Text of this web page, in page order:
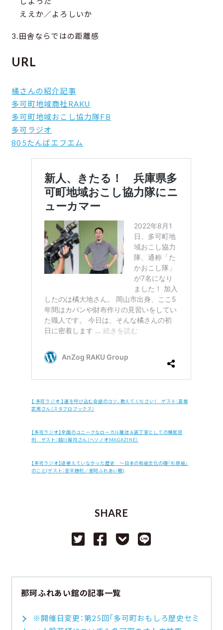
ええか／よろしいか
3.田舎ならではの距離感
URL
橘さんの紹介記事
多可町地域商社RAKU
多可町地域おこし協力隊FB
多可ラジオ
805たんばエフエム
【 多可ラジオ 】運を呼び込む会話のコツ、教えてください！ ゲスト：高橋
武男さん（スタブロブックス）
【多可ラジオ】全国のユニークなローカル雑誌＆装丁家としての横尾忠
則 ゲスト：越川誠司さん（ヘソノオMAGAZINE）
【多可ラジオ】途絶えていなかった歴史 ～日本の和紙文化の礎「杉原紙」
のこと(ゲスト：安平勝利／那珂ふれあい館)
SHARE
那珂ふれあい館の記事一覧
※開催日変更：第25回「多可町おもしろ歴史セミ